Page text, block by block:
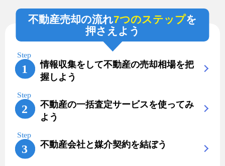
不動産売却の流れ7つのステップを
押さえよう
情報収集をして不動産の売却相場を把
握しよう
不動産の一括査定サービスを使ってみ
よう
不動産会社と媒介契約を結ぼう